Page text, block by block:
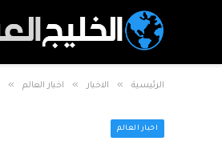
الرئيسية » الاخبار » اخبار العالم »
اخبار العالم